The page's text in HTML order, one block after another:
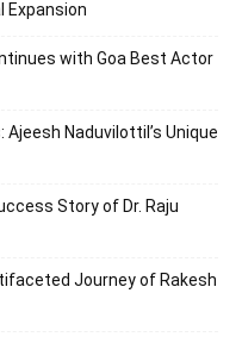
Expansion
with Goa Best Actor
Naduvilottil’s Unique
Story of Dr. Raju
Journey of Rakesh